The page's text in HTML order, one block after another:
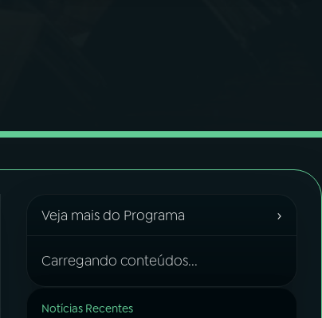
Veja mais do Programa ›
Carregando conteúdos...
Notícias Recentes